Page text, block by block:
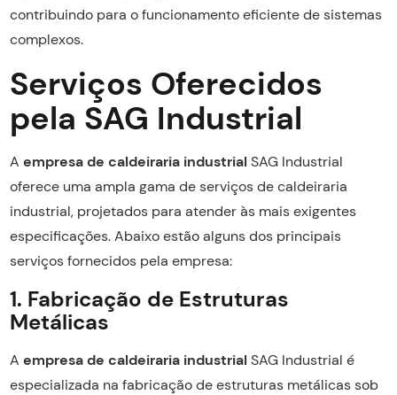
contribuindo para o funcionamento eficiente de sistemas
complexos.
Serviços Oferecidos
pela SAG Industrial
A empresa de caldeiraria industrial SAG Industrial
oferece uma ampla gama de serviços de caldeiraria
industrial, projetados para atender às mais exigentes
especificações. Abaixo estão alguns dos principais
serviços fornecidos pela empresa:
1. Fabricação de Estruturas
Metálicas
A empresa de caldeiraria industrial SAG Industrial é
especializada na fabricação de estruturas metálicas sob